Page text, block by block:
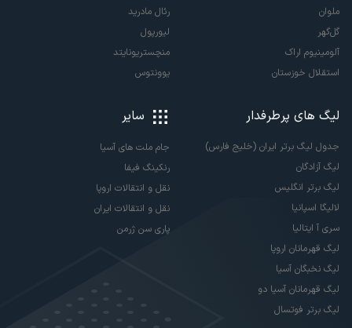
ملوان
گل‌گهر
آلومینیوم اراک
استقلال خوزستان
رئال مادرید
لیورپول
منچستریونایتد
یوونتوس
لیگ های پرطرفدار
جدول لیگ برتر ایران (خلیج فارس)
لیگ آزادگان
لیگ برتر انگلیس
لالیگا اسپانیا
سری آ ایتالیا
لیگ قهرمانان اروپا
لیگ نخبگان آسیا
لیگ قهرمانان آسیا دو
لیگ برتر فوتسال
سایر
جام ملت های آسیا
رنکینگ فیفا
نقل و انتقالات اروپا
نقل و انتقالات ایران
پاری سن ژرمن